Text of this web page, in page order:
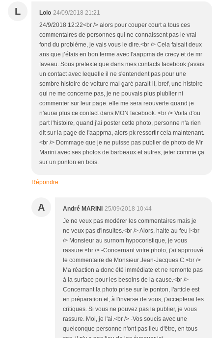
L Lolo 24/09/2018 21:21
24/9/2018 12:22<br /> alors pour couper court a tous ces
commentaires de personnes qui ne connaissent pas le vrai
fond du problème, je vais vous le dire.<br /> Cela faisait deux
ans que j’étais en bon terme avec l'aappma de crecy et de mr
faveau. Sous pretexte que dans mes contacts facebook j'avais
un contact avec lequelle il ne s'entendent pas pour une
sombre histoire de voiture mal garé parait-il, bref, une histoire
qui ne me concerne pas, je ne pouvais plus plublier ni
commenter sur leur page. elle me sera reouverte quand je
n'aurai plus ce contact dans MON facebook. <br /> Voila d'ou
part l'histoire, quand j'ai poster cette photo, personne n'a rien
dit sur la page de l'aappma, alors pk ressortir cela maintenant.
<br /> Dommage que je ne puisse pas publier de photo de Mr
Marini avec ses photos de barbeaux et autres, jeter comme ça
sur un ponton en bois.
Répondre
A André MARINI
25/09/2018 10:44
Je ne veux pas modérer les commentaires mais je
ne veux pas d'insultes.<br /> Alors, halte au feu !<br
/> Monsieur au surnom hypocoristique, je vous
rassure:<br /> -Concernant votre photo, j'ai approuvé
le commentaire de Monsieur Jean-Jacques C.<br />
Ma réaction a donc été immédiate et ne remonte pas
à la surface pour les besoins de la cause.<br /> -
Concernant la photo prise sur le ponton, l'article est
en préparation et, à l'inverse de vous, j'accepterai les
critiques. Si vous ne pouvez pas la publier, je vous
rassure. Moi, je l'ai.<br /> -Vos soucis avec une
quelconque personne n'ont pas lieu d'être, en tous